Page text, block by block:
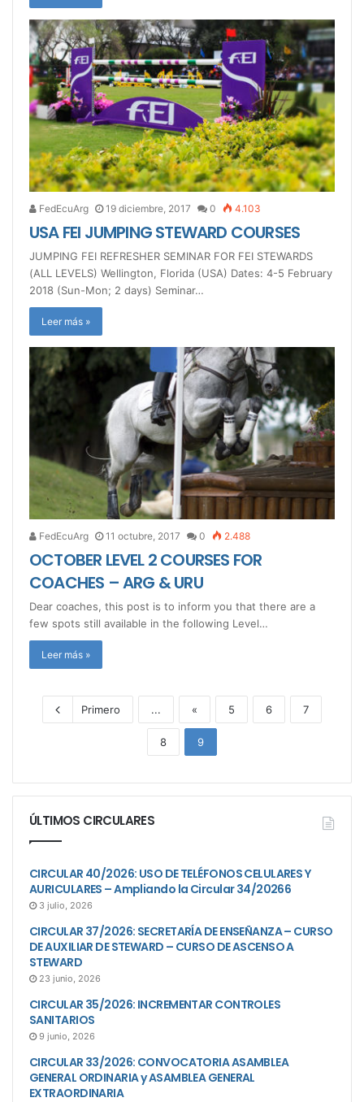
FedEcuArg 19 diciembre, 2017 0 4.103
USA FEI JUMPING STEWARD COURSES
JUMPING FEI REFRESHER SEMINAR FOR FEI STEWARDS
(ALL LEVELS) Wellington, Florida (USA) Dates: 4-5 February
2018 (Sun-Mon; 2 days) Seminar…
Leer más »
FedEcuArg 11 octubre, 2017 0 2.488
OCTOBER LEVEL 2 COURSES FOR
COACHES – ARG & URU
Dear coaches, this post is to inform you that there are a
few spots still available in the following Level…
Leer más »
Primero ... « 5 6 7
8 9
ÚLTIMOS CIRCULARES
CIRCULAR 40/2026: USO DE TELÉFONOS CELULARES Y
AURICULARES – Ampliando la Circular 34/20266
3 julio, 2026
CIRCULAR 37/2026: SECRETARÍA DE ENSEÑANZA – CURSO
DE AUXILIAR DE STEWARD – CURSO DE ASCENSO A
STEWARD
23 junio, 2026
CIRCULAR 35/2026: INCREMENTAR CONTROLES
SANITARIOS
9 junio, 2026
CIRCULAR 33/2026: CONVOCATORIA ASAMBLEA
GENERAL ORDINARIA y ASAMBLEA GENERAL
EXTRAORDINARIA